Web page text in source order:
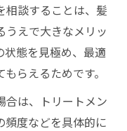
相談することは、髪
うえで大きなメリッ
状態を見極め、最適
らえるためです。
合は、トリートメン
頻度などを具体的に